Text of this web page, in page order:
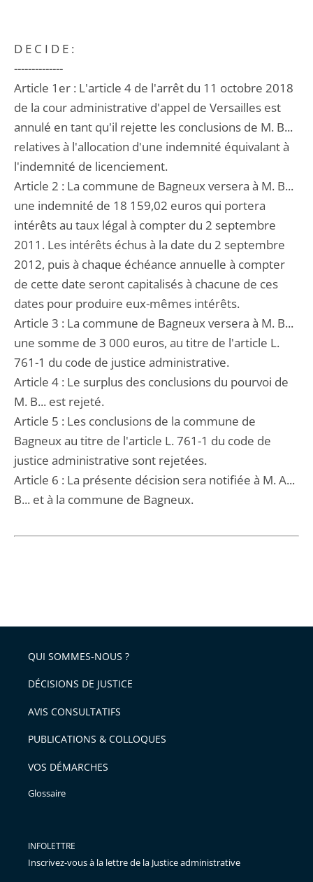
D E C I D E :
--------------
Article 1er : L'article 4 de l'arrêt du 11 octobre 2018
de la cour administrative d'appel de Versailles est
annulé en tant qu'il rejette les conclusions de M. B...
relatives à l'allocation d'une indemnité équivalant à
l'indemnité de licenciement.
Article 2 : La commune de Bagneux versera à M. B...
une indemnité de 18 159,02 euros qui portera
intérêts au taux légal à compter du 2 septembre
2011. Les intérêts échus à la date du 2 septembre
2012, puis à chaque échéance annuelle à compter
de cette date seront capitalisés à chacune de ces
dates pour produire eux-mêmes intérêts.
Article 3 : La commune de Bagneux versera à M. B...
une somme de 3 000 euros, au titre de l'article L.
761-1 du code de justice administrative.
Article 4 : Le surplus des conclusions du pourvoi de
M. B... est rejeté.
Article 5 : Les conclusions de la commune de
Bagneux au titre de l'article L. 761-1 du code de
justice administrative sont rejetées.
Article 6 : La présente décision sera notifiée à M. A...
B... et à la commune de Bagneux.
QUI SOMMES-NOUS ?
DÉCISIONS DE JUSTICE
AVIS CONSULTATIFS
PUBLICATIONS & COLLOQUES
VOS DÉMARCHES
Glossaire
INFOLETTRE
Inscrivez-vous à la lettre de la Justice administrative